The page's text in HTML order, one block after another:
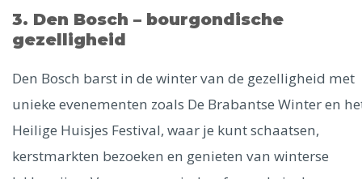
3. Den Bosch – bourgondische
gezelligheid
Den Bosch barst in de winter van de gezelligheid met
unieke evenementen zoals De Brabantse Winter en
Heilige Huisjes Festival, waar je kunt schaatsen,
kerstmarkten bezoeken en genieten van winterse